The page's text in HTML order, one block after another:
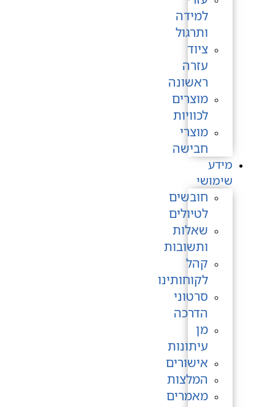
למידה
ותרגול
ציוד
עזרה
ראשונה
מוצרים
לכוויות
מוצרי
חבישה
מידע
שימושי
חובשים
לטיולים
שאלות
ותשובות
קהל
לקוחותינו
סרטוני
הדרכה
מן
עיתונות
אישורים
המלצות
מאמרים